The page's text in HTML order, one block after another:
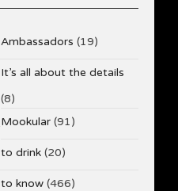
Ambassadors (19)
It’s all about the details
(8)
Mookular (91)
to drink (20)
to know (466)